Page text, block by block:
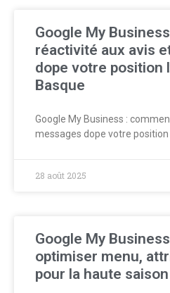
Google My
réactivité aux avis
dope votre position
Basque
Google My Business :
messages dope votre
28 août 2025
Google My
optimiser menu,
pour la haute